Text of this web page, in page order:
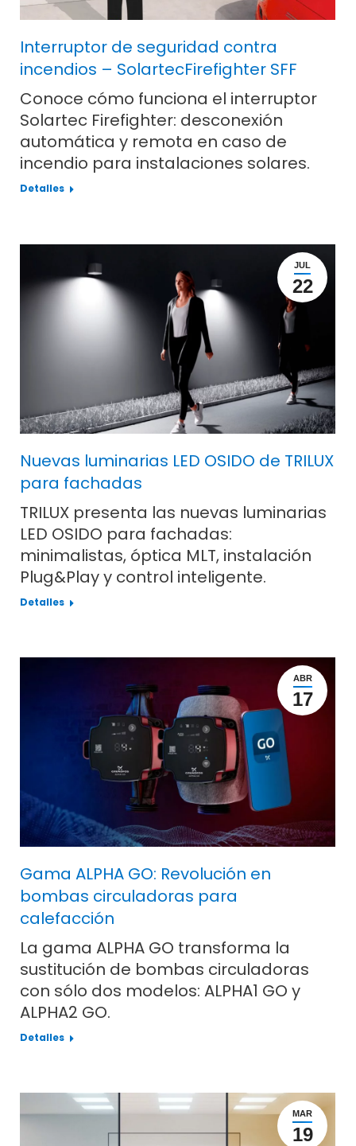
Interruptor de seguridad contra
incendios – SolartecFirefighter SFF
Conoce cómo funciona el interruptor
Solartec Firefighter: desconexión
automática y remota en caso de
incendio para instalaciones solares.
Detalles
JUL
22
Nuevas luminarias LED OSIDO de TRILUX
para fachadas
TRILUX presenta las nuevas luminarias
LED OSIDO para fachadas:
minimalistas, óptica MLT, instalación
Plug&Play y control inteligente.
Detalles
ABR
17
Gama ALPHA GO: Revolución en
bombas circuladoras para
calefacción
La gama ALPHA GO transforma la
sustitución de bombas circuladoras
con sólo dos modelos: ALPHA1 GO y
ALPHA2 GO.
Detalles
MAR
19